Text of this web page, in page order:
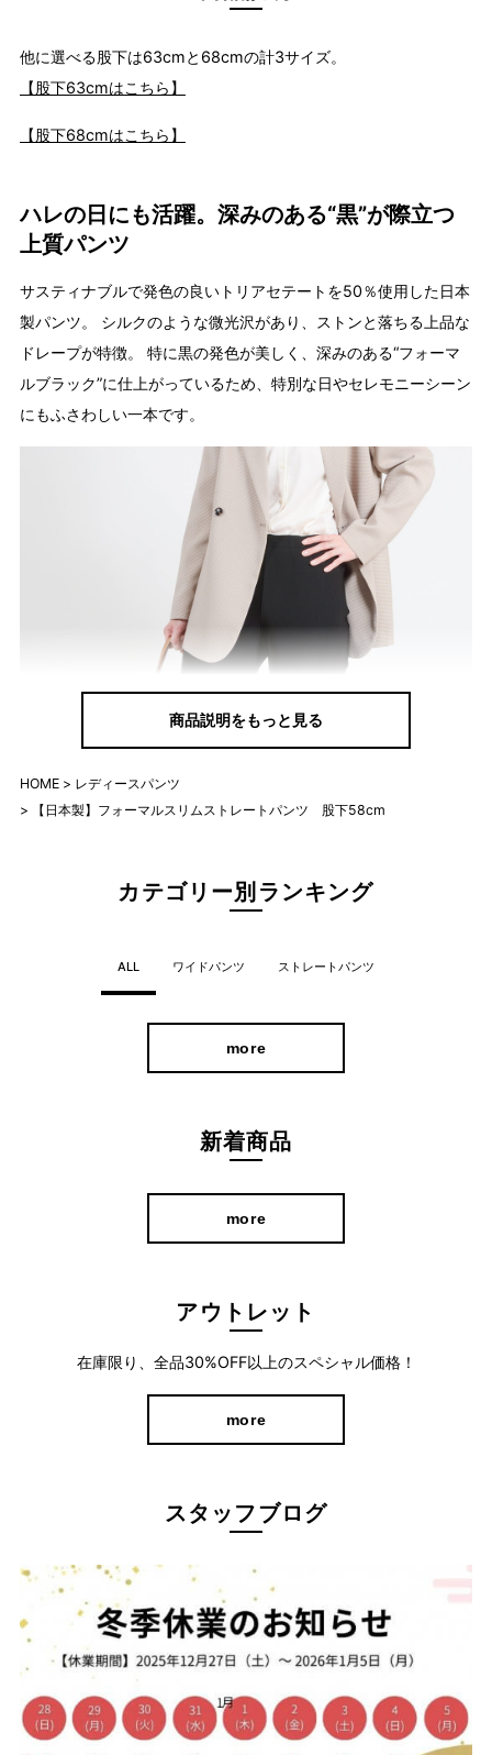
他に選べる股下は63cmと68cmの計3サイズ。
【股下63cmはこちら】
【股下68cmはこちら】
ハレの日にも活躍。深みのある“黒”が際立つ
上質パンツ
サスティナブルで発色の良いトリアセテートを50％使用した日本
製パンツ。 シルクのような微光沢があり、ストンと落ちる上品な
ドレープが特徴。 特に黒の発色が美しく、深みのある“フォーマ
ルブラック”に仕上がっているため、特別な日やセレモニーシーン
にもふさわしい一本です。
美しく整うスリムストレートシルエット
にくいため、すっきりとした美脚シルエットを演出。 動くたびに
優雅なドレープが生まれます。 デザインを極力シンプルに仕上げ
ることで、シルエットの美しさが際立ち優美で気品のある印象に
商品説明をもっと見る
HOME
レディースパンツ
【日本製】フォーマルスリムストレートパンツ 股下58cm
カテゴリー別ランキング
ALL ワイドパンツ ストレートパンツ
more
新着商品
more
アウトレット
在庫限り、全品30%OFF以上のスペシャル価格！
more
スタッフブログ